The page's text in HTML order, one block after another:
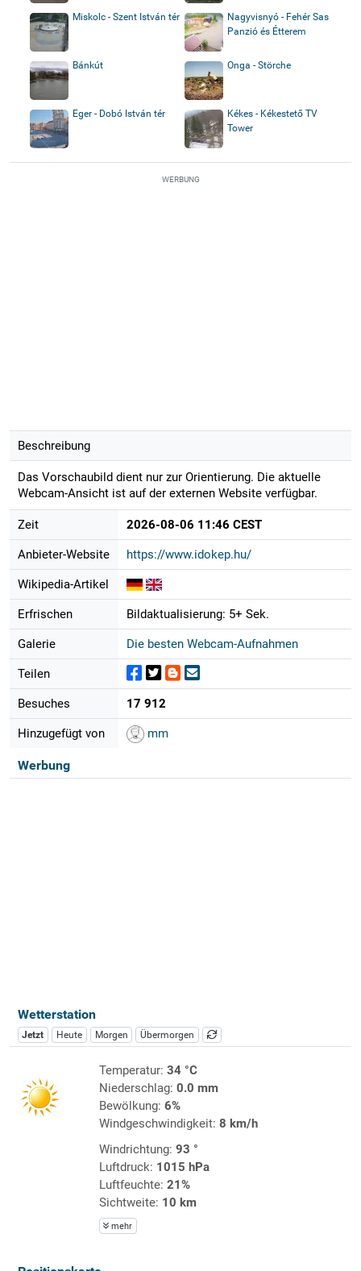
Miskolc - Szent István tér
Nagyvisnyó - Fehér Sas
Panzió és Étterem
Bánkút Onga - Störche
Eger - Dobó István tér
Kékes - Kékestető TV
Tower
WERBUNG
Beschreibung
Das Vorschaubild dient nur zur Orientierung. Die aktuelle
Webcam-Ansicht ist auf der externen Website verfügbar.
Zeit 2026-08-06 11:46 CEST
Anbieter-Website https://www.idokep.hu/
Wikipedia-Artikel
Erfrischen Bildaktualisierung: 5+ Sek.
Galerie Die besten Webcam-Aufnahmen
Teilen
Besuches 17 912
Hinzugefügt von mm
Werbung
Wetterstation
Jetzt Heute Morgen Übermorgen
Temperatur: 34 °C
Niederschlag: 0.0 mm
Bewölkung: 6%
Windgeschwindigkeit: 8 km/h
Windrichtung: 93 °
Luftdruck: 1015 hPa
Luftfeuchte: 21%
Sichtweite: 10 km
mehr